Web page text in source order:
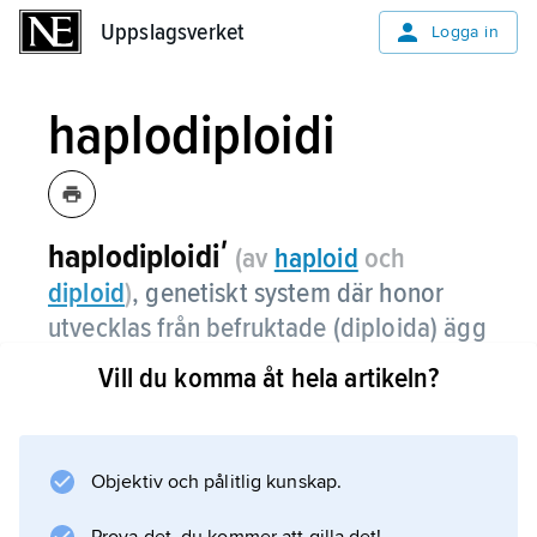
Uppslagsverket Logga in
haplodiploidi
haplodiploidiʹ (av haploid och
diploid), genetiskt system där honor
utvecklas från befruktade (diploida) ägg
och hanar från obefruktade (haploida)
ägg (jämförarrhenotoki).
könsbestämning, dels ett
Vill du komma åt hela artikeln?
Objektiv och pålitlig kunskap.